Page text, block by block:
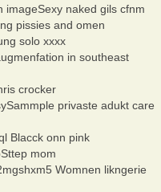
imageSexy naked gils cfnm
pissies and omen
solo xxxx
in southeast
crocker
privaste adukt care
Blacck onn pink
mom
Womnen likngerie